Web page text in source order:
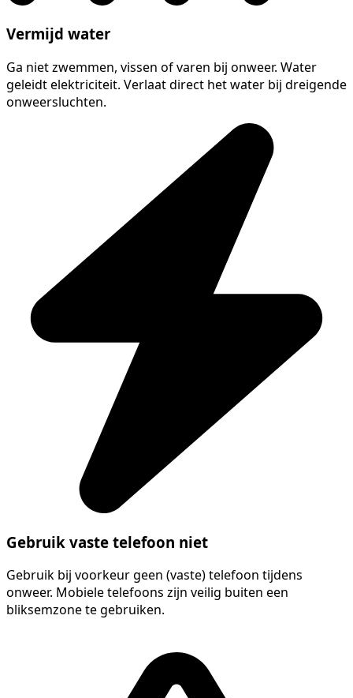
Vermijd water
Ga niet zwemmen, vissen of varen bij onweer. Water
geleidt elektriciteit. Verlaat direct het water bij dreigende
onweersluchten.
Gebruik vaste telefoon niet
Gebruik bij voorkeur geen (vaste) telefoon tijdens
onweer. Mobiele telefoons zijn veilig buiten een
bliksemzone te gebruiken.